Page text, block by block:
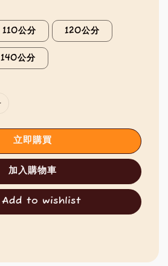
110公分 120公分
140公分
立即購買
加入購物車
Add to wishlist